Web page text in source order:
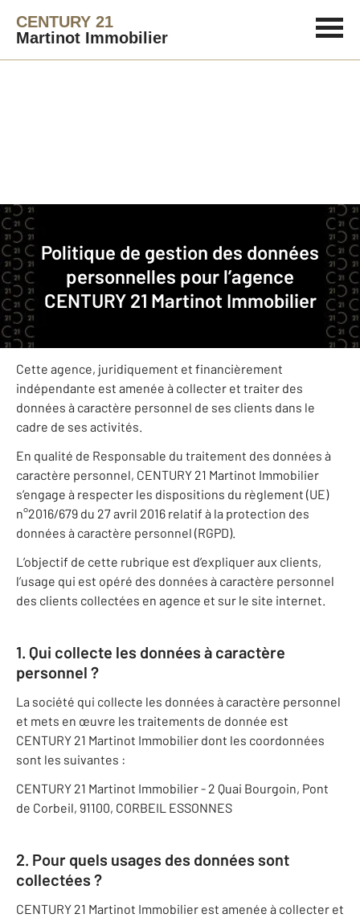
CENTURY 21
Martinot Immobilier
Politique de gestion des données
personnelles pour l’agence
CENTURY 21 Martinot Immobilier
Immobilier
Politique de gestion des données personnelles pour l’agence CENTURY 21
Martinot Immobilier
CENTURY 21 Martinot Immobilier est une agence
immobilière franchisée membre du réseau de franchise
CENTURY 21.
Cette agence, juridiquement et financièrement
indépendante est amenée à collecter et traiter des
données à caractère personnel de ses clients dans le
cadre de ses activités.
En qualité de Responsable du traitement des données à
caractère personnel, CENTURY 21 Martinot Immobilier
s’engage à respecter les dispositions du règlement (UE)
n°2016/679 du 27 avril 2016 relatif à la protection des
données à caractère personnel (RGPD).
L’objectif de cette rubrique est d’expliquer aux clients,
l’usage qui est opéré des données à caractère personnel
des clients collectées en agence et sur le site internet.
1. Qui collecte les données à caractère
personnel ?
La société qui collecte les données à caractère personnel
et mets en œuvre les traitements de donnée est
CENTURY 21 Martinot Immobilier dont les coordonnées
sont les suivantes :
CENTURY 21 Martinot Immobilier - 2 Quai Bourgoin, Pont
de Corbeil, 91100, CORBEIL ESSONNES
2. Pour quels usages des données sont
collectées ?
CENTURY 21 Martinot Immobilier est amenée à collecter et